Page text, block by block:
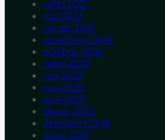
juillet 2021
mai 2021
janvier 2021
novembre 2020
octobre 2020
juillet 2020
juin 2020
mai 2020
avril 2020
février 2020
décembre 2019
mars 2019